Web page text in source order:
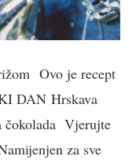
Ovo je recept
DAN Hrskava
čokolada Vjerujte
za sve